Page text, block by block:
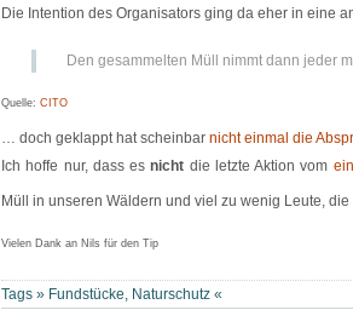
Die Intention des Organisators ging da eher in eine
Den gesammelten Müll nimmt dann jeder
Quelle: CITO
… doch geklappt hat scheinbar nicht einmal die
Ich hoffe nur, dass esnicht die letzte Aktion vom
Müll in unseren Wäldern und viel zu wenig Leute,
Vielen Dank an Nils für den Tip
Tags » Fundstücke, Naturschutz «